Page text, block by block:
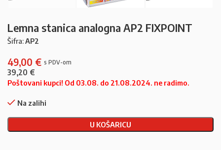
Lemna stanica analogna AP2 FIXPOINT
Šifra:AP2
49,00 €
39,20 €
Poštovani kupci! Od 03.08. do 21.08.2024. ne radimo.
Na zalihi
U KOŠARICU